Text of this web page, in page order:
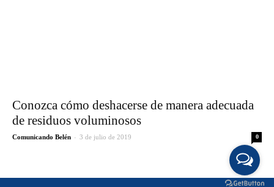
Conozca cómo deshacerse de manera adecuada
de residuos voluminosos
Comunicando Belén - 3 de julio de 2019 0